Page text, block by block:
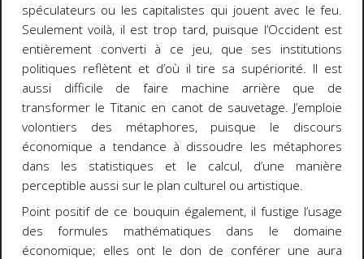
spéculateurs ou les capitalistes qui jouent avec le feu.
Seulement voilà, il est trop tard, puisque l’Occident est
entièrement converti à ce jeu, que ses institutions
politiques reflètent et d’où il tire sa supériorité. Il est
aussi difficile de faire machine arrière que de
transformer le Titanic en canot de sauvetage. J’emploie
volontiers des métaphores, puisque le discours
économique a tendance à dissoudre les métaphores
dans les statistiques et le calcul, d’une manière
perceptible aussi sur le plan culturel ou artistique.
Point positif de ce bouquin également, il fustige l’usage
des formules mathématiques dans le domaine
économique; elles ont le don de conférer une aura